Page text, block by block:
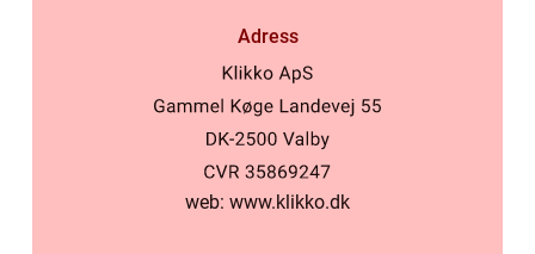
Adress
web: www.klikko.dk